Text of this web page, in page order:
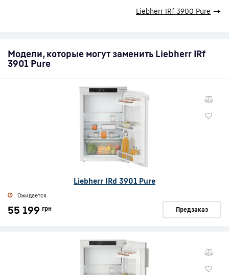
Liebherr IRf 3900 Pure →
Модели, которые могут заменить Liebherr IRf
3901 Pure
Liebherr IRd 3901 Pure
Ожидается
55 199 грн Предзаказ